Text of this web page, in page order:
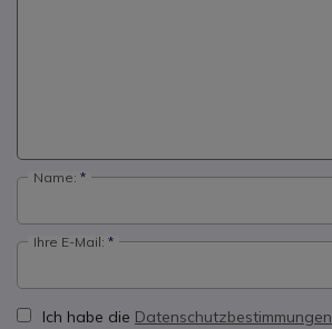
Name:
Ihre E-Mail:
Ich habe die Datenschutzbestimmungen